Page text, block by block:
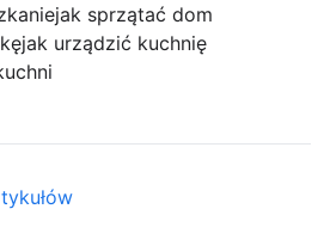
jak sprzątać dom
jak urządzić kuchnię